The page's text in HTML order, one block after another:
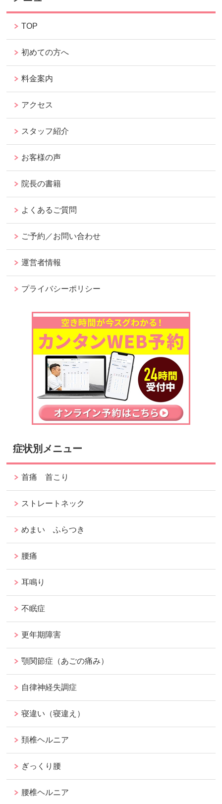
TOP
初めての方へ
料金案内
アクセス
スタッフ紹介
お客様の声
院長の書籍
よくあるご質問
ご予約／お問い合わせ
運営者情報
プライバシーポリシー
症状別メニュー
首痛 首こり
ストレートネック
めまい ふらつき
腰痛
耳鳴り
不眠症
更年期障害
顎関節症（あごの痛み）
自律神経失調症
寝違い（寝違え）
頚椎ヘルニア
ぎっくり腰
腰椎ヘルニア